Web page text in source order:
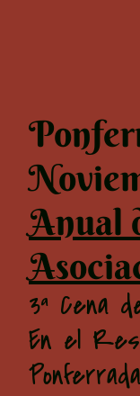
Anual
3ª Cena
En el